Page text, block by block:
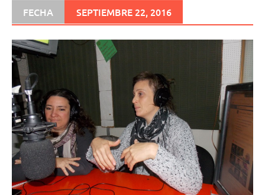
FECHA SEPTIEMBRE 22, 2016